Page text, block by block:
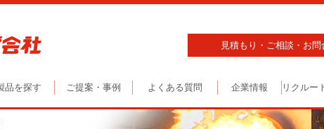
見積もり・ご相談・お問
品を探す ご提案・事例 よくある質問 企業情報 リクルー